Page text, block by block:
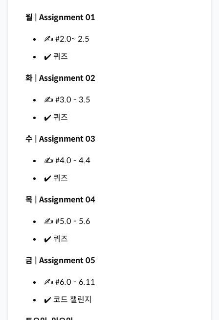
월 | Assignment 01
✍️ #2.0~ 2.5
✔️ 퀴즈
화 | Assignment 02
✍️ #3.0 - 3.5
✔️ 퀴즈
수 | Assignment 03
✍️ #4.0 - 4.4
✔️ 퀴즈
목 | Assignment 04
✍️ #5.0 - 5.6
✔️ 퀴즈
금 | Assignment 05
✍️ #6.0 - 6.11
✔️ 코드 챌린지